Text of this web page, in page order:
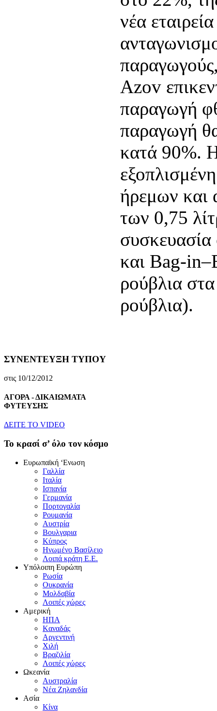
νέα
Azov
παραγωγή
παραγωγή
κατά 90%.
ήρεμων και
των 0,75
και Bag-
ρούβλια
ρούβλια).
ΣΥΝΕΝΤΕΥΞΗ ΤΥΠΟΥ
στις 10/12/2012
ΑΓΟΡΑ - ΔΙΚΑΙΩΜΑΤΑ
ΦΥΤΕΥΣΗΣ
ΔEITE TO VIDEO
To κρασί σ’ όλο τον κόσμο
Eυρωπαϊκή ‘Eνωση
Γαλλία
Iταλία
Iσπανία
Γερμανία
Πορτογαλία
Pουμανία
Aυστρία
Bουλγαρια
Kύπρος
Hνωμένο Bασίλειο
Λοιπά κράτη E.E.
Yπόλοιπη Eυρώπη
Pωσία
Oυκρανία
Mολδαβία
Λοιπές χώρες
Αμερική
HΠA
Kαναδάς
Aργεντινή
Xιλή
Bραζιλία
Λοιπές χώρες
Ωκεανία
Aυστραλία
Nέα Zηλανδία
Aσία
Kίνα